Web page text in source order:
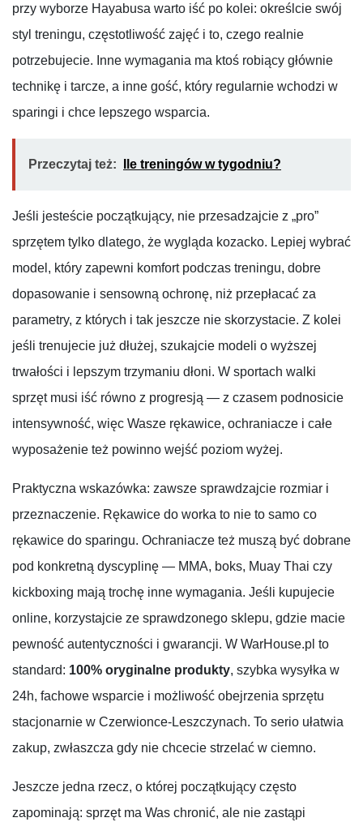
przy wyborze Hayabusa warto iść po kolei: określcie swój
styl treningu, częstotliwość zajęć i to, czego realnie
potrzebujecie. Inne wymagania ma ktoś robiący głównie
technikę i tarcze, a inne gość, który regularnie wchodzi w
sparingi i chce lepszego wsparcia.
Przeczytaj też: Ile treningów w tygodniu?
Jeśli jesteście początkujący, nie przesadzajcie z „pro”
sprzętem tylko dlatego, że wygląda kozacko. Lepiej wybrać
model, który zapewni komfort podczas treningu, dobre
dopasowanie i sensowną ochronę, niż przepłacać za
parametry, z których i tak jeszcze nie skorzystacie. Z kolei
jeśli trenujecie już dłużej, szukajcie modeli o wyższej
trwałości i lepszym trzymaniu dłoni. W sportach walki
sprzęt musi iść równo z progresją — z czasem podnosicie
intensywność, więc Wasze rękawice, ochraniacze i całe
wyposażenie też powinno wejść poziom wyżej.
Praktyczna wskazówka: zawsze sprawdzajcie rozmiar i
przeznaczenie. Rękawice do worka to nie to samo co
rękawice do sparingu. Ochraniacze też muszą być dobrane
pod konkretną dyscyplinę — MMA, boks, Muay Thai czy
kickboxing mają trochę inne wymagania. Jeśli kupujecie
online, korzystajcie ze sprawdzonego sklepu, gdzie macie
pewność autentyczności i gwarancji. W WarHouse.pl to
standard: 100% oryginalne produkty, szybka wysyłka w
24h, fachowe wsparcie i możliwość obejrzenia sprzętu
stacjonarnie w Czerwionce-Leszczynach. To serio ułatwia
zakup, zwłaszcza gdy nie chcecie strzelać w ciemno.
Jeszcze jedna rzecz, o której początkujący często
zapominają: sprzęt ma Was chronić, ale nie zastąpi